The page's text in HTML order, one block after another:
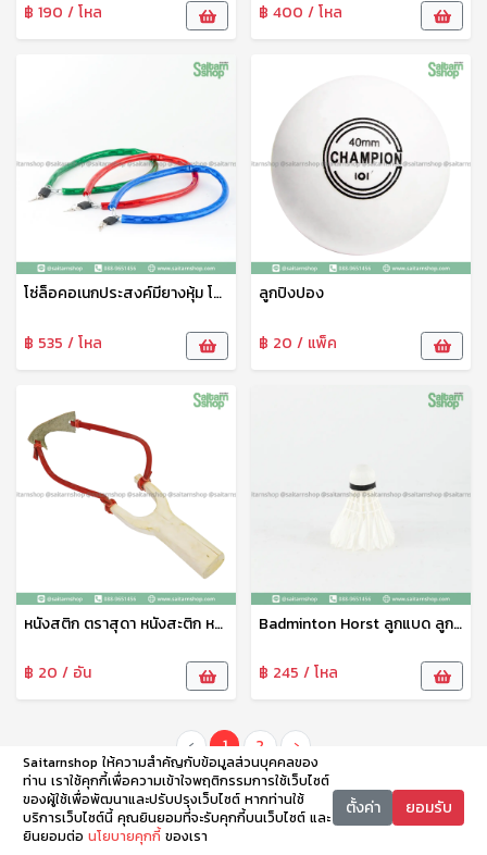
฿ 190 / โหล ฿ 400 / โหล
โซ่ล็อคอเนกประสงค์มียางหุ้ม โซ่ล็อคจักรยาน ที่ล็อคจักรยาน โซ่ล็อคจักรยานมียางหุ้ม โซ่ล็อครั้วบ้าน HS
฿ 535 / โหล
ลูกปิงปอง
฿ 20 / แพ็ค
หนังสติก ตราสุดา หนังสะติก หนังกะติก ทำจากไม้ ตัวหนังทำจากยางพาราอย่างดี แข็งแรง ทนทาน
฿ 20 / อัน
Badminton Horst ลูกแบด ลูกแบดมินตั้น ลูกขนไก่ 1หลอด12ลูก ตราม้า
฿ 245 / โหล
‹ 1 2 ›
Saitarnshop ให้ความสำคัญกับข้อมูลส่วนบุคคลของ
ท่าน เราใช้คุกกี้เพื่อความเข้าใจพฤติกรรมการใช้เว็บไซต์
ของผู้ใช้เพื่อพัฒนาและปรับปรุงเว็บไซต์ หากท่านใช้
บริการเว็บไซต์นี้ คุณยินยอมที่จะรับคุกกี้บนเว็บไซต์ และ
ยินยอมต่อ นโยบายคุกกี้ ของเรา
ตั้งค่า ยอมรับ